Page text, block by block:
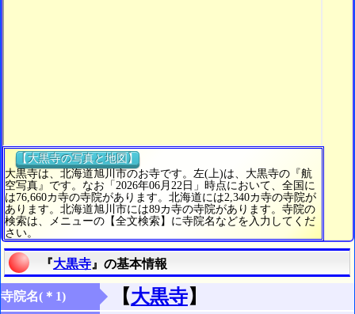
【大黒寺の写真と地図】
大黒寺は、北海道旭川市のお寺です。左(上)は、大黒寺の『航
空写真』です。なお「2026年06月22日」時点において、全国に
は76,660カ寺の寺院があります。北海道には2,340カ寺の寺院が
あります。北海道旭川市には89カ寺の寺院があります。寺院の
検索は、メニューの【全文検索】に寺院名などを入力してくだ
さい。
『大黒寺 』の基本情報
寺院名(＊1) 【大黒寺】